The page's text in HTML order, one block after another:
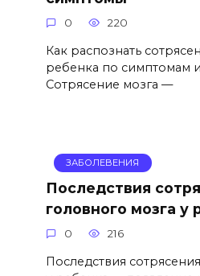
0 220
Как распознать
ребенка по симптомам
Сотрясение мозга —
ЗАБОЛЕВЕНИЯ
Последствия
головного мозга у
0 216
Последствия